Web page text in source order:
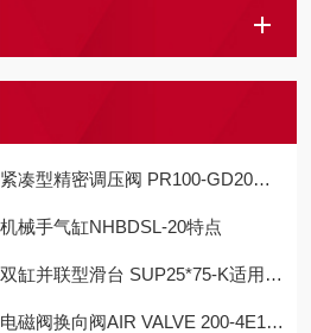
精密调压阀 PR100-GD20适用范围
械手气缸NHBDSL-20特点
并联型滑台 SUP25*75-K适用范围
向阀AIR VALVE 200-4E1 DC24V使用方法